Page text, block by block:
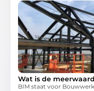
Wat is de
BIM staat voor